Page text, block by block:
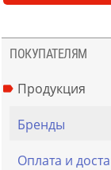
ПОКУПАТЕЛЯМ
Продукция
Бренды
Оплата и